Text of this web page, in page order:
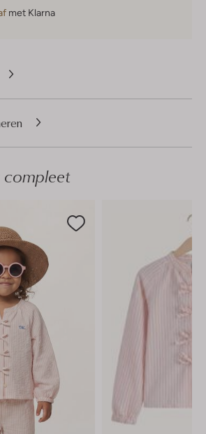
met Klarna